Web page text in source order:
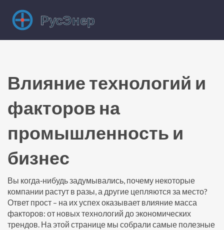
Влияние технологий и
факторов на
промышленность и
бизнес
Вы когда‑нибудь задумывались, почему некоторые
компании растут в разы, а другие цепляются за место?
Ответ прост – на их успех оказывает влияние масса
факторов: от новых технологий до экономических
трендов. На этой странице мы собрали самые полезные